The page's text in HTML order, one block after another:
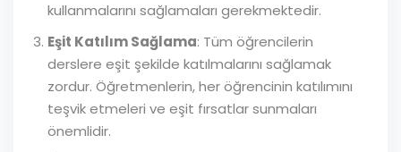
kullanmalarını sağlamaları gerekmektedir.
Eşit Katılım Sağlama: Tüm öğrencilerin
derslere eşit şekilde katılmalarını sağlamak
zordur. Öğretmenlerin, her öğrencinin katılımını
teşvik etmeleri ve eşit fırsatlar sunmaları
önemlidir.